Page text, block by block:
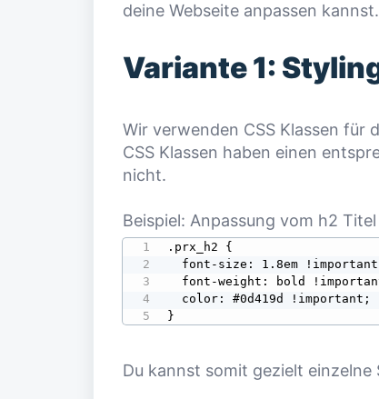
deine Webseite anpassen kannst.
Variante 1:
Wir verwenden CSS Klassen für
CSS Klassen haben einen
nicht.
Beispiel: Anpassung vom h2
.prx_h2 {
}
Du kannst somit gezielt